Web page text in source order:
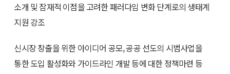
소개 및 잠재적 이점을 고려한 패러다임 변화 단계로의 생태계
지원 강조
신시장 창출을 위한 아이디어 공모, 공공 선도의 시범사업을
통한 도입 활성화와 가이드라인 개발 등에 대한 정책마련 등